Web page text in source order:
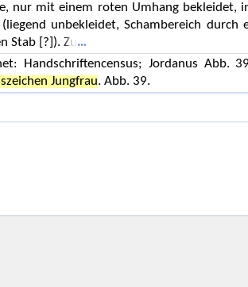
nur mit einem roten Umhang bekleidet,
(liegend unbekleidet, Schambereich durch
Stab [?]). Zu
Handschriftencensus; Jordanus Abb.
Jungfrau. Abb. 39.